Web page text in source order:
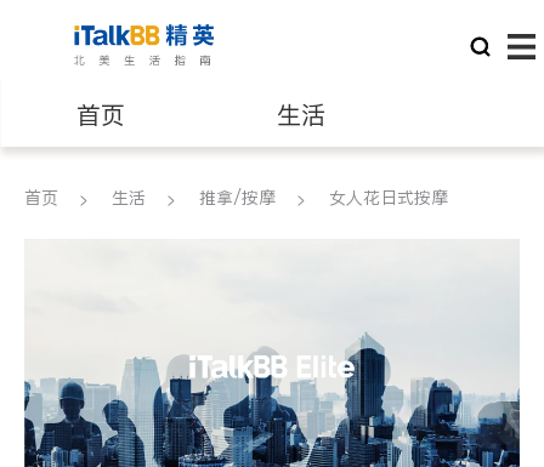
首页 生活
医生 律师
养老 非盈利组织
首页 生活 推拿/按摩 女人花日式按摩